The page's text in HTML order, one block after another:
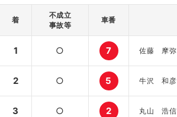
着
不成立
事故等
車番
1 ○ 7 佐藤 摩弥
2 ○ 5 牛沢 和彦
3 ○ 2 丸山 浩信